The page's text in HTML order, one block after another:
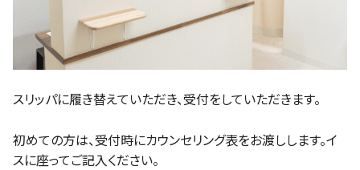
スリッパに履き替えていただき、受付をしていただきます。
初めての方は、受付時にカウンセリング表をお渡しします。イ
スに座ってご記入ください。